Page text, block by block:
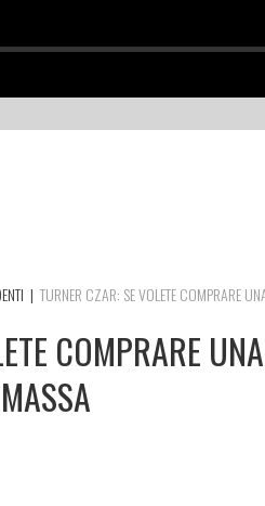
| TURNER CZAR: SE VOLETE COMPRARE
COMPRARE